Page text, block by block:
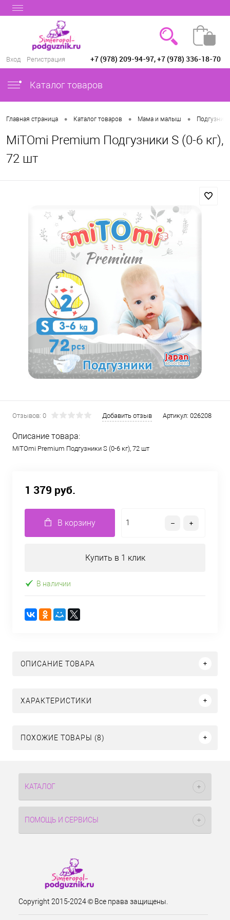
Вход Регистрация +7 (978) 209-94-97, +7 (978) 336-18-70
Каталог товаров
Главная страница • Каталог товаров • Мама и малыш •
MiTOmi Premium Подгузники S (0-6 кг),
72 шт
Отзывов: 0 Добавить отзыв Артикул: 026208
Описание товара:
MiTOmi Premium Подгузники S (0-6 кг), 72 шт
1 379 руб.
В корзину
Купить в 1 клик
В наличии
ОПИСАНИЕ ТОВАРА
ХАРАКТЕРИСТИКИ
ПОХОЖИЕ ТОВАРЫ (8)
КАТАЛОГ
ПОМОЩЬ И СЕРВИСЫ
Copyright 2015-2024 © Все права защищены.